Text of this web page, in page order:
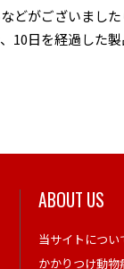
どがございまし
10日を経過した
ABOUT US
当サイトについ
かかりつけ動物